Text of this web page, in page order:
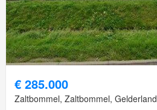
€ 285.000
Zaltbommel, Zaltbommel, Gelderland